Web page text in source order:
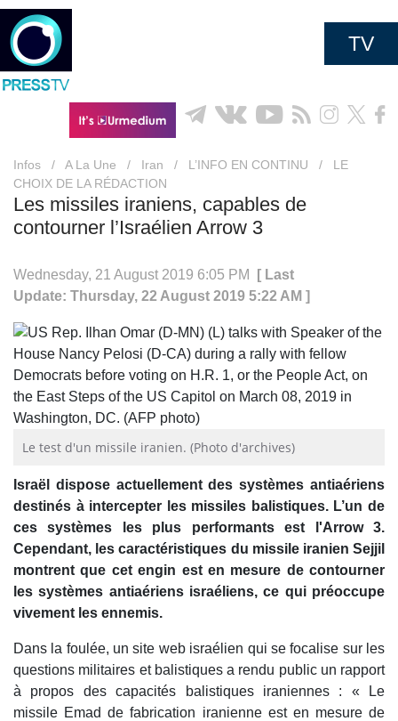
TV
Infos / A La Une / Iran / L’INFO EN CONTINU /
LE
CHOIX DE LA RÉDACTION
Les missiles iraniens, capables de
contourner l’Israélien Arrow 3
Wednesday, 21 August 2019 6:05 PM
[ Last
Update: Thursday, 22 August 2019 5:22 AM ]
Le test d'un missile iranien. (Photo d'archives)
Israël dispose actuellement des systèmes antiaériens
destinés à intercepter les missiles balistiques. L’un de
ces systèmes les plus performants est l'Arrow 3.
Cependant, les caractéristiques du missile iranien Sejjil
montrent que cet engin est en mesure de contourner
les systèmes antiaériens israéliens, ce qui préoccupe
vivement les ennemis.
Dans la foulée, un site web israélien qui se focalise sur les
questions militaires et balistiques a rendu public un rapport
à propos des capacités balistiques iraniennes : « Le
missile Emad de fabrication iranienne est en mesure de